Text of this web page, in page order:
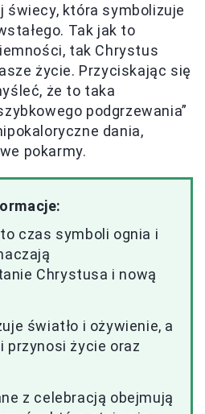
świecy, która symbolizuje
Tak jak to
tak Chrystus
życie. Przyciskając się
że to taka
podgrzewania”
dania,
pokarmy.
czas symboli ognia i
Chrystusa i nową
światło i ożywienie, a
przynosi życie oraz
z celebracją obejmują